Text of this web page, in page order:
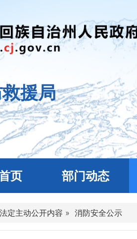
援局
页 部门动态
法定主动公开内容 » 消防安全公示